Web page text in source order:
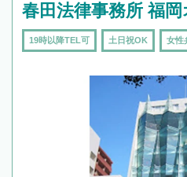
春田法律事務所 福
19時以降TEL可 土日祝OK 女性